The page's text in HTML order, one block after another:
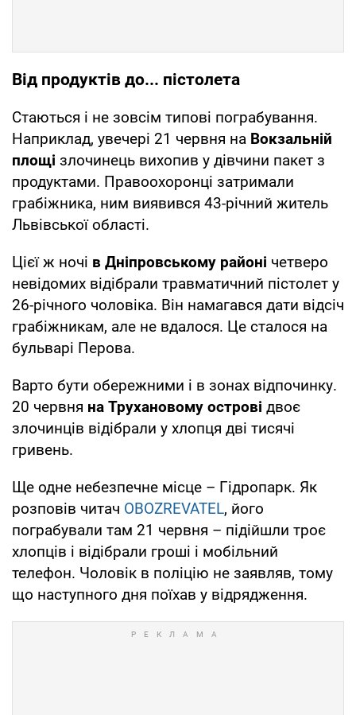
Від продуктів до... пістолета
Стаються і не зовсім типові пограбування.
Наприклад, увечері 21 червня на Вокзальній
площі злочинець вихопив у дівчини пакет з
продуктами. Правоохоронці затримали
грабіжника, ним виявився 43-річний житель
Львівської області.
Цієї ж ночі в Дніпровському районі четверо
невідомих відібрали травматичний пістолет у
26-річного чоловіка. Він намагався дати відсіч
грабіжникам, але не вдалося. Це сталося на
бульварі Перова.
Варто бути обережними і в зонах відпочинку.
20 червня на Трухановому острові двоє
злочинців відібрали у хлопця дві тисячі
гривень.
Ще одне небезпечне місце – Гідропарк. Як
розповів читач OBOZREVATEL, його
пограбували там 21 червня – підійшли троє
хлопців і відібрали гроші і мобільний
телефон. Чоловік в поліцію не заявляв, тому
що наступного дня поїхав у відрядження.